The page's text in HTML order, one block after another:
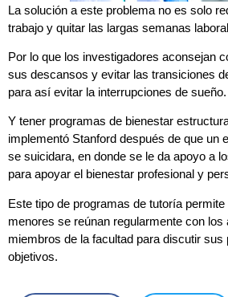
La solución a este problema no es solo
trabajo y quitar las largas semanas
Por lo que los investigadores aconsejan
sus descansos y evitar las transiciones
para así evitar la interrupciones de sueño.
Y tener programas de bienestar
implementó Stanford después de que un
se suicidara, en donde se le da apoyo a
para apoyar el bienestar profesional y
Este tipo de programas de tutoría
menores se reúnan regularmente con
miembros de la facultad para discutir sus
objetivos.